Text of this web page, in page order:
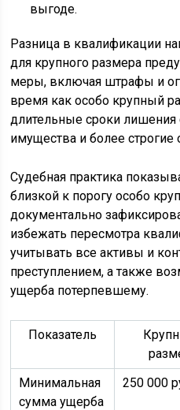
выгоде.
Разница в квалификации
для крупного размера
меры, включая штрафы и
время как особо крупный
длительные сроки
имущества и более строгие
Судебная практика
близкой к порогу особо
документально
избежать пересмотра
учитывать все активы и
преступлением, а также
ущерба потерпевшему.
Показатель
Минимальная
сумма ущерба
250 000